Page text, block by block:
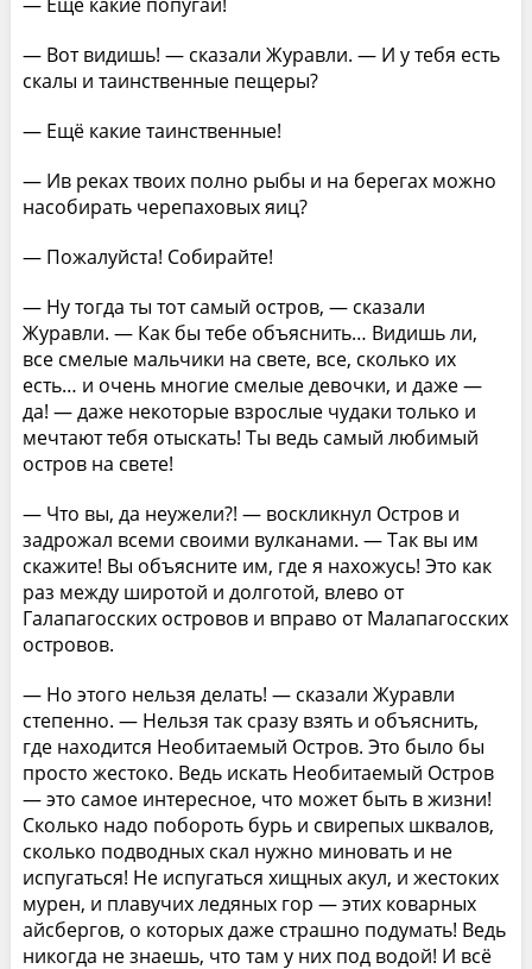
— Вот видишь! — сказали Журавли. — И у тебя есть
скалы и таинственные пещеры?
— Ещё какие таинственные!
— Ив реках твоих полно рыбы и на берегах можно
насобирать черепаховых яиц?
— Пожалуйста! Собирайте!
— Ну тогда ты тот самый остров, — сказали
Журавли. — Как бы тебе объяснить… Видишь ли,
все смелые мальчики на свете, все, сколько их
есть… и очень многие смелые девочки, и даже —
да! — даже некоторые взрослые чудаки только и
мечтают тебя отыскать! Ты ведь самый любимый
остров на свете!
— Что вы, да неужели?! — воскликнул Остров и
задрожал всеми своими вулканами. — Так вы им
скажите! Вы объясните им, где я нахожусь! Это как
раз между широтой и долготой, влево от
Галапагосских островов и вправо от Малапагосских
островов.
— Но этого нельзя делать! — сказали Журавли
степенно. — Нельзя так сразу взять и объяснить,
где находится Необитаемый Остров. Это было бы
просто жестоко. Ведь искать Необитаемый Остров
— это самое интересное, что может быть в жизни!
Сколько надо побороть бурь и свирепых шквалов,
сколько подводных скал нужно миновать и не
испугаться! Не испугаться хищных акул, и жестоких
мурен, и плавучих ледяных гор — этих коварных
айсбергов, о которых даже страшно подумать! Ведь
никогда не знаешь, что там у них под водой! И всё